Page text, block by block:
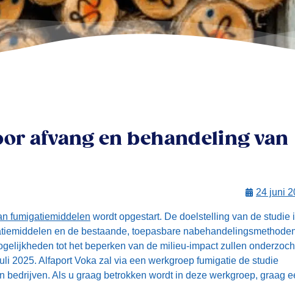
afvang en behandeling van
24 juni
fumigatiemiddelen wordt opgestart. De doelstelling van de studie
en de bestaande, toepasbare
tot het beperken van de milieu-impact zullen
2025. Alfaport Voka zal via een werkgroep fumigatie de studie
Als u graag betrokken wordt in deze werkgroep, graag